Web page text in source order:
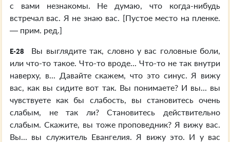
с вами незнакомы. Не думаю, что когда-нибудь
встречал вас. Я не знаю вас. [Пустое место на пленке.
— прим. ред.]
E-28
Вы выглядите так, словно у вас головные боли,
или что-то такое. Что-то вроде... Что-то не так внутри
наверху, в... Давайте скажем, что это синус. Я вижу
вас, как вы сидите вот так. Вы понимаете? И вы... вы
чувствуете как бы слабость, вы становитесь очень
слабым, не так ли? Становитесь действительно
слабым. Скажите, вы тоже проповедник? Я вижу вас.
Вы... вы служитель Евангелия. Я вижу это. И у вас